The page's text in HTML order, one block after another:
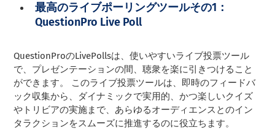
最高のライブポーリングツールその1：
QuestionPro Live Poll
QuestionProのLivePollsは、使いやすいライブ投票ツール
で、プレゼンテーションの間、聴衆を楽に引きつけること
ができます。 このライブ投票ツールは、即時のフィードバ
ック収集から、ダイナミックで実用的、かつ楽しいクイズ
やトリビアの実施まで、あらゆるオーディエンスとのイン
タラクションをスムーズに推進するのに役立ちます。